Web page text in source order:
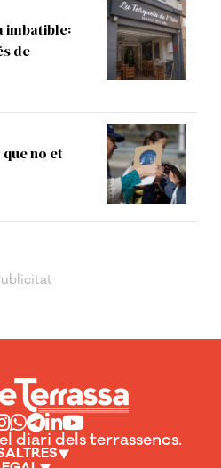
imbatible:
de
no et
diari dels terrassencs.